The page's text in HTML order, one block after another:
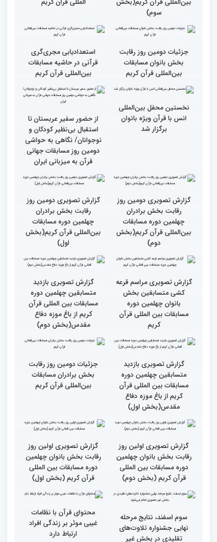
کسب موفقیت‌های متعدد
در زندگی یکی از تأثیرات
انس با قرآن است
رسیدن به سرمنزل مقصود
است
قرائت قرآن برای هر
مسلمان باید اولین اولویت
انس با قرآن در روابط
اجتماعی افراد تأثیرگذار است
قاری آفریقایی: مسابقات
گزارش تصویری دومین روز
رقابت بخش برادران
چهلمین دوره مسابقات
بین‌المللی قرآن کریم(بخش
چهارم)
گزارش تصویری دومین روز
رقابت بخش برادران
چهلمین دوره مسابقات
بین‌المللی قرآن کریم(بخش
سوم)
گزارش تصویری برگی از
فعالیت های کمیته پشتیبانی
چهلمین دوره مسابقات بین
المللی قران کریم
جزئیات دومین روز رقابت
بخش بانوان مسابقات
بین‌المللی قرآن کریم
استعدادیابی مجری‌گری
قرآنی در حاشیه مسابقات
بین‌المللی قرآن کریم
انس با قرآن ویژه بانوان
برگزار شد
از حضور سفیر عربستان تا
استقبال بی‌نظیر کودکان و
نوجوانان/ نگاهی به حواشی
گزارش تصویری دومین روز
رقابت بخش برادران
چهلمین دوره مسابقات
بین‌المللی قرآن کریم(بخش
دوم)
گزارش تصویری دومین روز
رقابت بخش برادران
چهلمین دوره مسابقات
بین‌المللی قرآن کریم(بخش
گزارش تصویری مراسم قرعه
کشی متسابقین بخش
گزارش تصویری بازدید
متسابقین چهلمین دوره